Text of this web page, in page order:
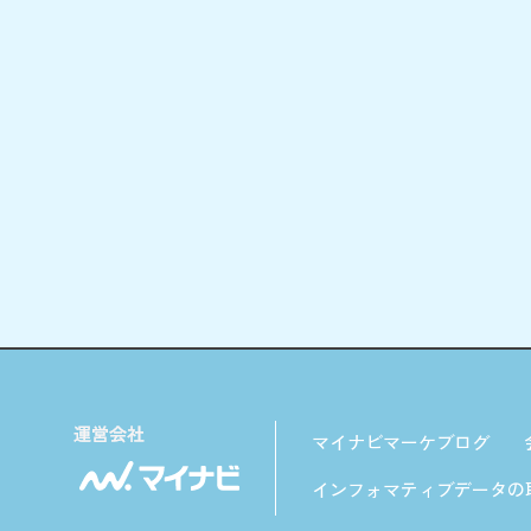
マイナビマーケブログ
インフォマティブデータ